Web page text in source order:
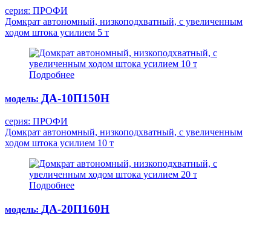
серия: ПРОФИ
Домкрат автономный, низкоподхватный, с увеличенным
ходом штока усилием 5 т
Подробнее
модель: ДА-10П150Н
серия: ПРОФИ
Домкрат автономный, низкоподхватный, с увеличенным
ходом штока усилием 10 т
Подробнее
модель: ДА-20П160Н